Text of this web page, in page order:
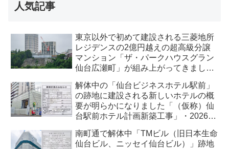
人気記事
東京以外で初めて建設される三菱地所
レジデンスの2億円越えの超高級分譲
マンション「ザ・パークハウスグラン
仙台広瀬町」が組み上がってきまし
解体中の「仙台ビジネスホテル駅前」
の跡地に建設される新しいホテルの概
要が明らかになりました「（仮称）仙
台駅前ホテル計画新築工事」・2026年
南町通で解体中「TMビル（旧日本生命
仙台ビル、ニッセイ仙台ビル）」跡地